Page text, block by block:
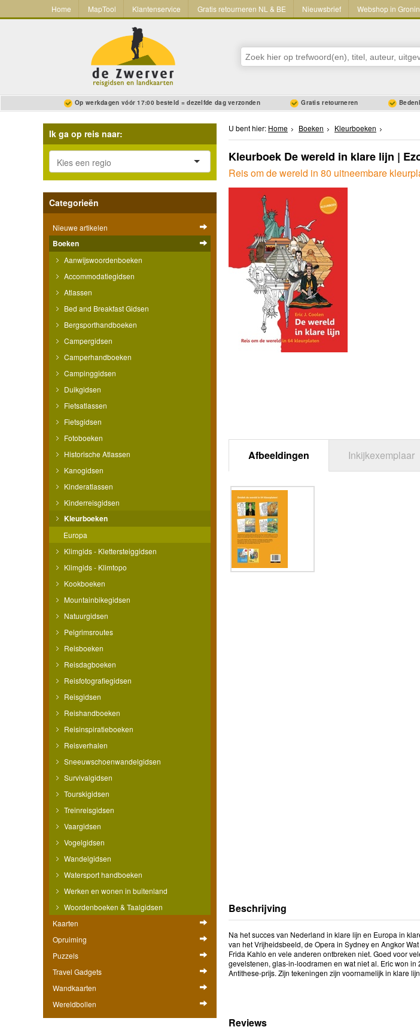
Home MapTool Klantenservice Gratis retourneren NL & BE Nieuwsbrief Webshop in
Op werkdagen vóór 17:00 besteld = dezelfde dag verzonden Gratis retourneren
Ik ga op reis naar:
Categorieën
Nieuwe artikelen
Boeken
Aanwijswoordenboeken
Accommodatiegidsen
Atlassen
Bed and Breakfast Gidsen
Bergsporthandboeken
Campergidsen
Camperhandboeken
Campinggidsen
Duikgidsen
Fietsatlassen
Fietsgidsen
Fotoboeken
Historische Atlassen
Kanogidsen
Kinderatlassen
Kinderreisgidsen
Kleurboeken
Europa
Klimgids - Klettersteiggidsen
Klimgids - Klimtopo
Kookboeken
Mountainbikegidsen
Natuurgidsen
Pelgrimsroutes
Reisboeken
Reisdagboeken
Reisfotografiegidsen
Reisgidsen
Reishandboeken
Reisinspiratieboeken
Reisverhalen
Sneeuwschoenwandelgidsen
Survivalgidsen
Tourskigidsen
Treinreisgidsen
Vaargidsen
Vogelgidsen
Wandelgidsen
Watersport handboeken
Werken en wonen in buitenland
Woordenboeken & Taalgidsen
Kaarten
Opruiming
Puzzels
Travel Gadgets
Wandkaarten
Wereldbollen
U bent hier: Home Boeken Kleurboeken
Kleurboek De wereld in klare lijn |
Reis om de wereld in 80 uitneembare
Afbeeldingen Inkijkexemplaar
Beschrijving
Na het succes van Nederland in klare lijn en Europa in
van het Vrijheidsbeeld, de Opera in Sydney en Angkor
Frida Kahlo en vele anderen ontbreken niet. Goed voor
gevelstenen, glas-in-loodramen en wat niet al. Eric won
Antithese-prijs. Zijn tekeningen zijn voornamelijk in klare
Reviews